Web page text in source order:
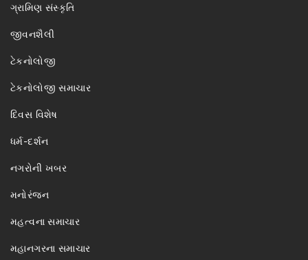
ગ્રામિણ સંસ્કૃતિ
જીવનશૈલી
ટેકનોલોજી
ટેકનોલોજી સમાચાર
દિવસ વિશેષ
ધર્મ-દર્શન
નગરોની ખબર
મનોરંજન
મહત્વના સમાચાર
મહાનગરના સમાચાર